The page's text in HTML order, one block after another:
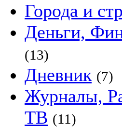
Города и
Деньги,
(13)
Дневник (7)
Журналы,
ТВ (11)